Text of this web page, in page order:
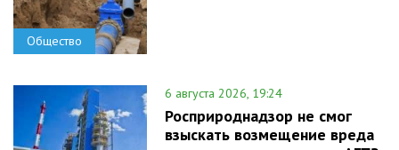
Общество
6 августа 2026, 19:24
Росприроднадзор не смог
взыскать возмещение вреда